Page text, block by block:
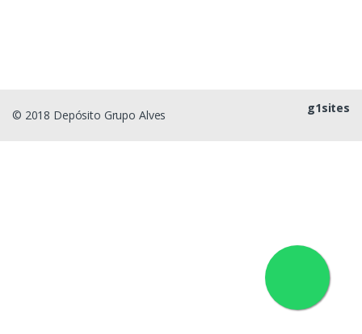
© 2018 Depósito Grupo Alves g1sites